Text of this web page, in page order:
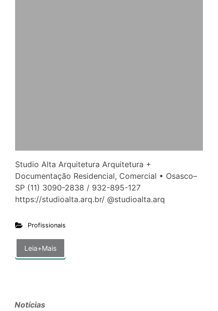
Studio Alta Arquitetura Arquitetura +
Documentação Residencial, Comercial • Osasco–
SP (11) 3090-2838 / 932-895-127
https://studioalta.arq.br/ @studioalta.arq
Profissionais
Leia+Mais
Notícias